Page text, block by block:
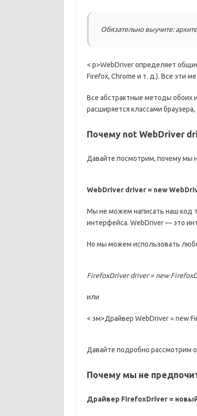
Обязательно выучите:
< p>WebDriver определяет
Firefox, Chrome и т. д.). Все эти
Все абстрактные методы обоих
расширяется классами
Почему not WebDriver
Давайте посмотрим, почему мы
WebDriver driver = new
Мы не можем написать наш код
интерфейса. WebDriver — это
Но мы можем использовать
FirefoxDriver driver = new
или
< эм>Драйвер WebDriver = new
Давайте подробно рассмотрим
Почему мы не
Драйвер FirefoxDriver =